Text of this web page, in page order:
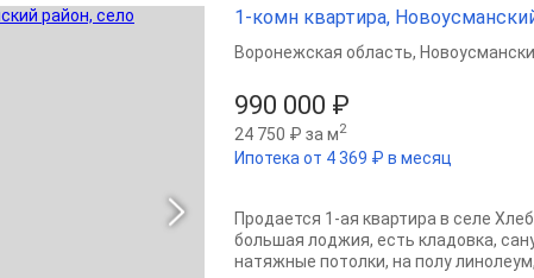
1-комн квартира,
990 000 ₽
24 750 ₽ за м2
Ипотека от 4 369 ₽ в месяц
Воронежская область,
Продается 1-ая квартира в селе
большая лоджия, есть кладовка,
натяжные потолки, на полу